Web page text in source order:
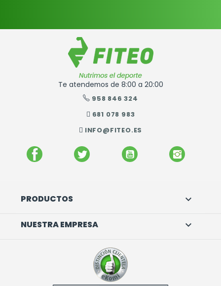
Te atendemos de 8:00 a 20:00
958 846 324
681 078 983
INFO@FITEO.ES
FACEBOOK TWITTER YOUTUBE
PRODUCTOS 
NUESTRA EMPRESA 